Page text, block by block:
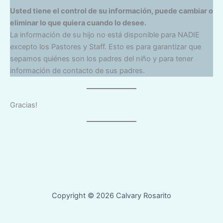
Usted tiene el control de su información, puede cambiar o
eliminar lo que quiera cuando lo desee.
La información de su hijo no está disponible para NADIE
excepto los Pastores y Staff. Esto es para garantizar que
sepamos quiénes son los padres del niño y para tener
información de contacto de sus padres.
Gracias!
Copyright © 2026 Calvary Rosarito